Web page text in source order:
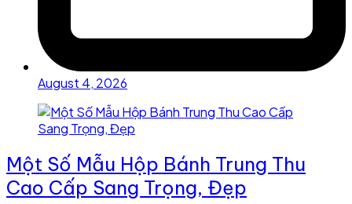
August 4, 2026
Một Số Mẫu Hộp Bánh Trung Thu
Cao Cấp Sang Trọng, Đẹp